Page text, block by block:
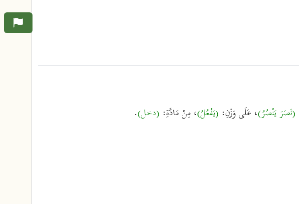
(نَصَرَ يَنْصُرُ)، عَلَى وَزْنِ: (يَفْعُلُ)، مِنْ مَادَّةِ: (دخل).